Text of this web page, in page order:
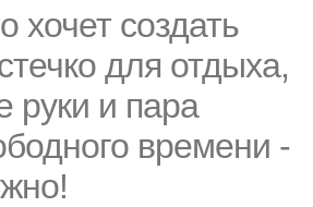
хочет создать
для отдыха,
руки и пара
времени -